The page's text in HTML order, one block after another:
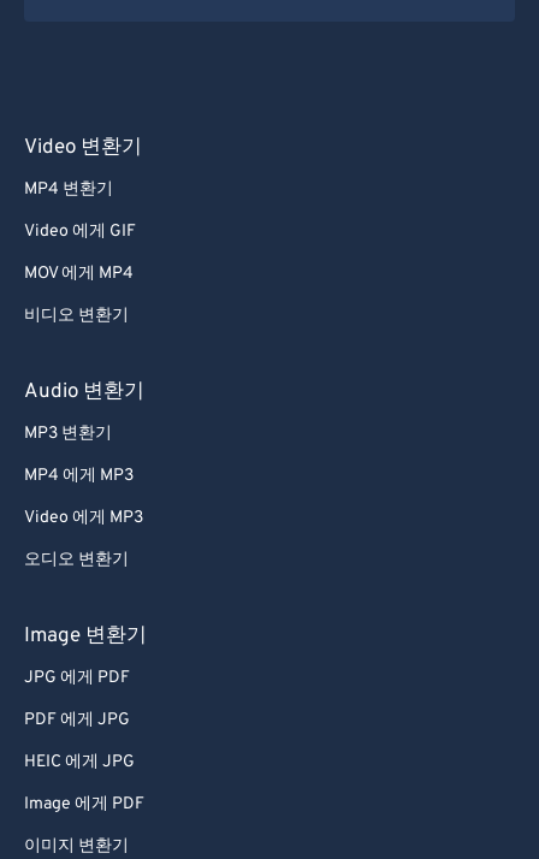
Video 변환기
MP4 변환기
Video 에게 GIF
MOV 에게 MP4
비디오 변환기
Audio 변환기
MP3 변환기
MP4 에게 MP3
Video 에게 MP3
오디오 변환기
Image 변환기
JPG 에게 PDF
PDF 에게 JPG
HEIC 에게 JPG
Image 에게 PDF
이미지 변환기